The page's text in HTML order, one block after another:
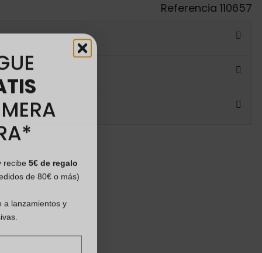
Referencia 110657
de 80€ o más)